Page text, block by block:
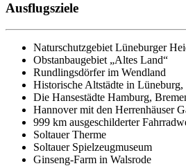
Ausflugsziele
Naturschutzgebiet Lüneburger
Obstanbaugebiet „Altes Land“
Rundlingsdörfer im Wendland
Historische Altstädte in
Die Hansestädte Hamburg,
Hannover mit den Herrenhäuser
999 km ausgeschilderter
Soltauer Therme
Soltauer Spielzeugmuseum
Ginseng-Farm in Walsrode